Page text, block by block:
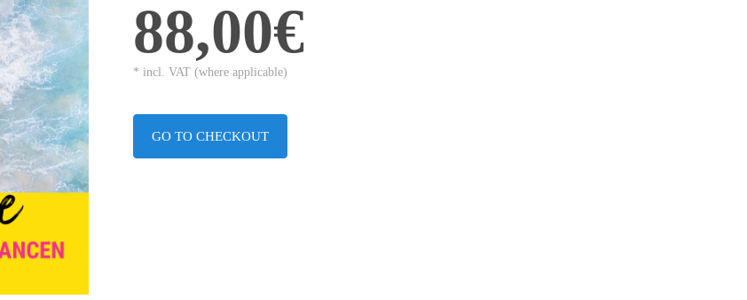
88,00€
* incl. VAT (where applicable)
GO TO CHECKOUT